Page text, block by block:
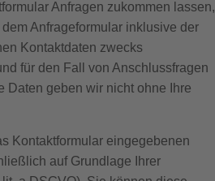
Anfragen zukommen lassen,
Anfrageformular inklusive der
Kontaktdaten zwecks
für den Fall von Anschlussfragen
Daten geben wir nicht ohne Ihre
Kontaktformular eingegebenen
auf Grundlage Ihrer